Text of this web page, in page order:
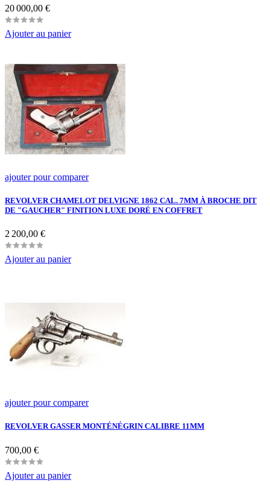
Prix
20 000,00 €
Ajouter au panier
ajouter pour comparer
REVOLVER CHAMELOT DELVIGNE 1862 CAL. 7MM À BROCHE DIT
DE "GAUCHER" FINITION LUXE DORÉ EN COFFRET
Prix
2 200,00 €
Ajouter au panier
ajouter pour comparer
REVOLVER GASSER MONTÉNÉGRIN CALIBRE 11MM
Prix
700,00 €
Ajouter au panier